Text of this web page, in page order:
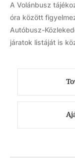
A Volánbusz
óra között
Autóbusz-
járatok listáját is